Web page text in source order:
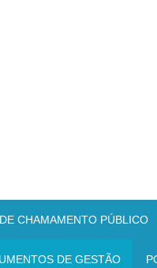
CHAMAMENTO PÚBLICO
DE GESTÃO